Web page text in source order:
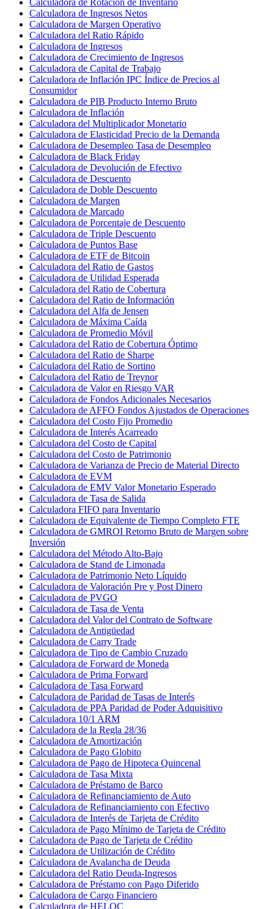
Calculadora de Ingresos Netos
Calculadora de Margen Operativo
Calculadora del Ratio Rápido
Calculadora de Ingresos
Calculadora de Crecimiento de Ingresos
Calculadora de Capital de Trabajo
Calculadora de Inflación IPC Índice de Precios al
Consumidor
Calculadora de PIB Producto Interno Bruto
Calculadora de Inflación
Calculadora del Multiplicador Monetario
Calculadora de Elasticidad Precio de la Demanda
Calculadora de Desempleo Tasa de Desempleo
Calculadora de Black Friday
Calculadora de Devolución de Efectivo
Calculadora de Descuento
Calculadora de Doble Descuento
Calculadora de Margen
Calculadora de Marcado
Calculadora de Porcentaje de Descuento
Calculadora de Triple Descuento
Calculadora de Puntos Base
Calculadora de ETF de Bitcoin
Calculadora del Ratio de Gastos
Calculadora de Utilidad Esperada
Calculadora del Ratio de Cobertura
Calculadora del Ratio de Información
Calculadora del Alfa de Jensen
Calculadora de Máxima Caída
Calculadora de Promedio Móvil
Calculadora del Ratio de Cobertura Óptimo
Calculadora del Ratio de Sharpe
Calculadora del Ratio de Sortino
Calculadora del Ratio de Treynor
Calculadora de Valor en Riesgo VAR
Calculadora de Fondos Adicionales Necesarios
Calculadora de AFFO Fondos Ajustados de Operaciones
Calculadora del Costo Fijo Promedio
Calculadora de Interés Acarreado
Calculadora del Costo de Capital
Calculadora del Costo de Patrimonio
Calculadora de Varianza de Precio de Material Directo
Calculadora de EVM
Calculadora de EMV Valor Monetario Esperado
Calculadora de Tasa de Salida
Calculadora FIFO para Inventario
Calculadora de Equivalente de Tiempo Completo FTE
Calculadora de GMROI Retorno Bruto de Margen sobre
Inversión
Calculadora del Método Alto-Bajo
Calculadora de Stand de Limonada
Calculadora de Patrimonio Neto Líquido
Calculadora de Valoración Pre y Post Dinero
Calculadora de PVGO
Calculadora de Tasa de Venta
Calculadora del Valor del Contrato de Software
Calculadora de Antigüedad
Calculadora de Carry Trade
Calculadora de Tipo de Cambio Cruzado
Calculadora de Forward de Moneda
Calculadora de Prima Forward
Calculadora de Tasa Forward
Calculadora de Paridad de Tasas de Interés
Calculadora de PPA Paridad de Poder Adquisitivo
Calculadora 10/1 ARM
Calculadora de la Regla 28/36
Calculadora de Amortización
Calculadora de Pago Globito
Calculadora de Pago de Hipoteca Quincenal
Calculadora de Tasa Mixta
Calculadora de Préstamo de Barco
Calculadora de Refinanciamiento de Auto
Calculadora de Refinanciamiento con Efectivo
Calculadora de Interés de Tarjeta de Crédito
Calculadora de Pago Mínimo de Tarjeta de Crédito
Calculadora de Pago de Tarjeta de Crédito
Calculadora de Utilización de Crédito
Calculadora de Avalancha de Deuda
Calculadora del Ratio Deuda-Ingresos
Calculadora de Préstamo con Pago Diferido
Calculadora de Cargo Financiero
Calculadora de HELOC